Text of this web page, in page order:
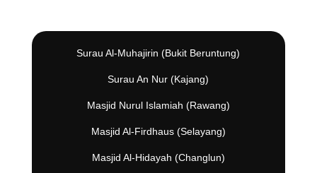
Surau Al-Muhajirin (Bukit Beruntung)
Surau An Nur (Kajang)
Masjid Nurul Islamiah (Rawang)
Masjid Al-Firdhaus (Selayang)
Masjid Al-Hidayah (Changlun)